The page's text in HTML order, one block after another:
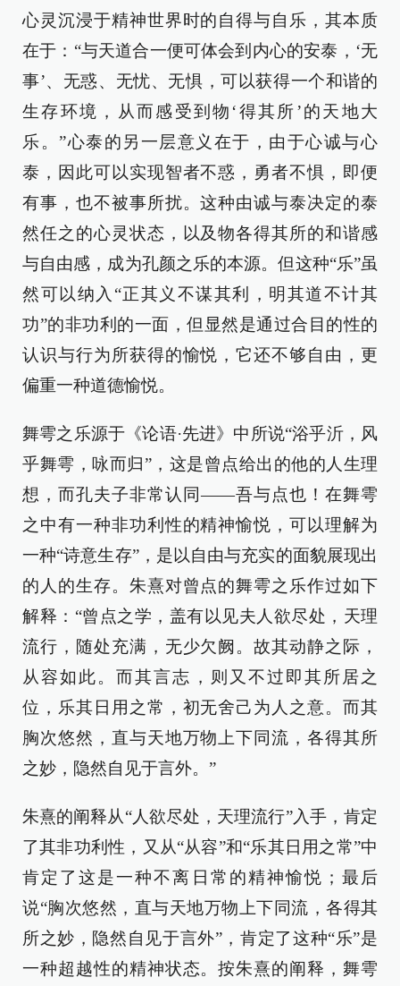
心灵沉浸于精神世界时的自得与自乐，其本质
在于：“与天道合一便可体会到内心的安泰，‘无
事’、无惑、无忧、无惧，可以获得一个和谐的
生存环境，从而感受到物‘得其所’的天地大
乐。”心泰的另一层意义在于，由于心诚与心
泰，因此可以实现智者不惑，勇者不惧，即便
有事，也不被事所扰。这种由诚与泰决定的泰
然任之的心灵状态，以及物各得其所的和谐感
与自由感，成为孔颜之乐的本源。但这种“乐”虽
然可以纳入“正其义不谋其利，明其道不计其
功”的非功利的一面，但显然是通过合目的性的
认识与行为所获得的愉悦，它还不够自由，更
偏重一种道德愉悦。
舞雩之乐源于《论语·先进》中所说“浴乎沂，风
乎舞雩，咏而归”，这是曾点给出的他的人生理
想，而孔夫子非常认同——吾与点也！在舞雩
之中有一种非功利性的精神愉悦，可以理解为
一种“诗意生存”，是以自由与充实的面貌展现出
的人的生存。朱熹对曾点的舞雩之乐作过如下
解释：“曾点之学，盖有以见夫人欲尽处，天理
流行，随处充满，无少欠阙。故其动静之际，
从容如此。而其言志，则又不过即其所居之
位，乐其日用之常，初无舍己为人之意。而其
胸次悠然，直与天地万物上下同流，各得其所
之妙，隐然自见于言外。”
朱熹的阐释从“人欲尽处，天理流行”入手，肯定
了其非功利性，又从“从容”和“乐其日用之常”中
肯定了这是一种不离日常的精神愉悦；最后
说“胸次悠然，直与天地万物上下同流，各得其
所之妙，隐然自见于言外”，肯定了这种“乐”是
一种超越性的精神状态。按朱熹的阐释，舞雩